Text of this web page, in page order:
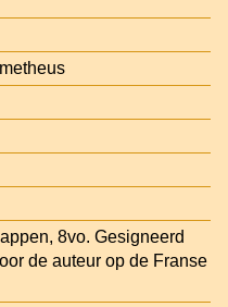
8vo. Gesigneerd
de auteur op de Franse